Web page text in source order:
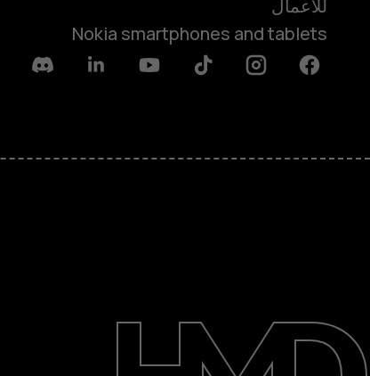
الدعم
للأعمال
Nokia smartphones and tablets
Facebook
Instagram
Tiktok
Youtube
Linkedin
Discord